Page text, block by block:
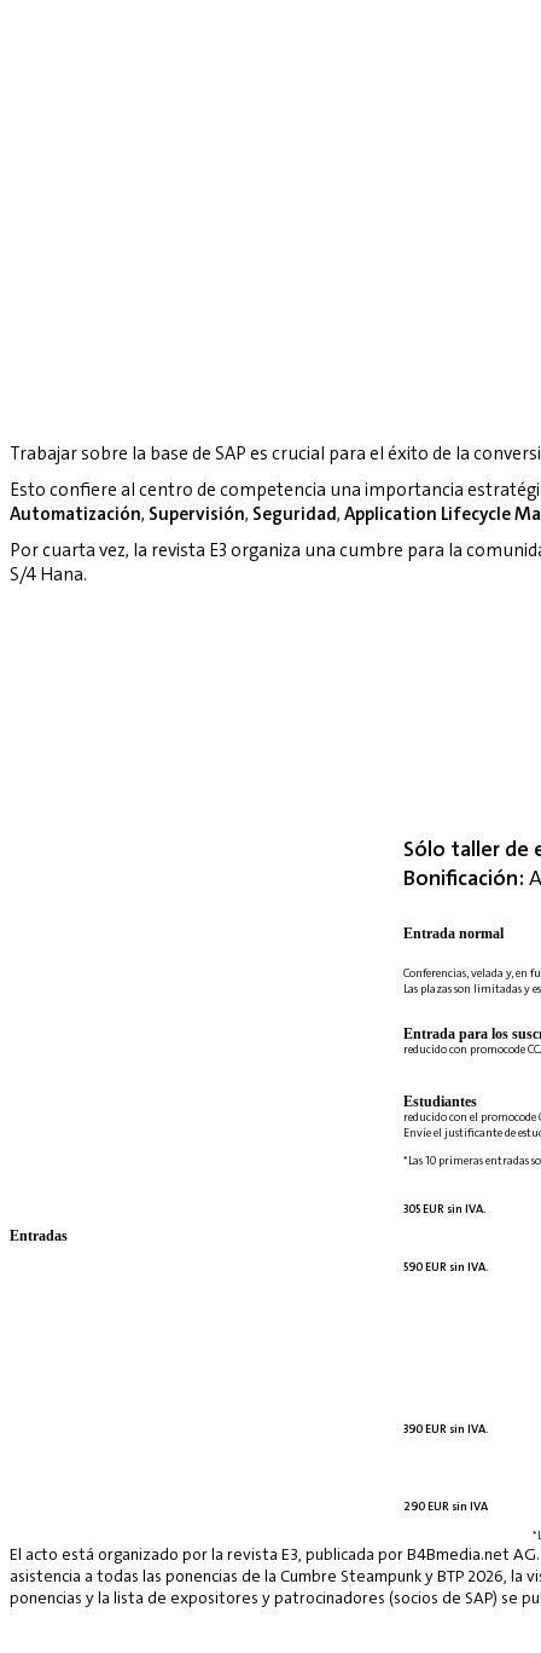
Trabajar sobre la base de SAP es crucial para el éxito de la
Esto confiere al centro de competencia una importancia
Automatización, Supervisión, Seguridad, Application Lifecycle
Por cuarta vez, la revista E3 organiza una cumbre para la
S/4 Hana.
Sólo taller de
Bonificación:
Entrada normal
Conferencias, velada y, en
Las plazas son limitadas y
Entrada para los
reducido con promocode
Estudiantes
reducido con el promocode
Envíe el justificante de
*Las 10 primeras entradas
305 EUR sin IVA.
590 EUR sin IVA.
390 EUR sin IVA.
290 EUR sin IVA
Entradas
El acto está organizado por la revista E3, publicada por B4Bmedia.net
asistencia a todas las ponencias de la Cumbre Steampunk y BTP 2026,
ponencias y la lista de expositores y patrocinadores (socios de SAP) se